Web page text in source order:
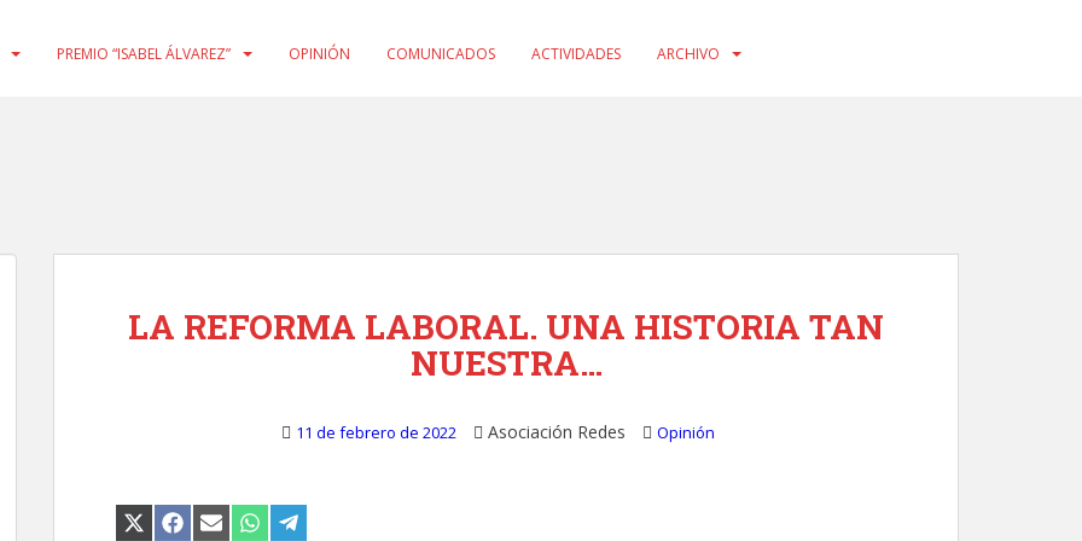
PREMIO “ISABEL ÁLVAREZ” OPINIÓN COMUNICADOS ACTIVIDADES ARCHIVO
LA REFORMA LABORAL. UNA HISTORIA TAN
NUESTRA…
11 de febrero de 2022 Asociación Redes Opinión
COMPARTIRCOMPARTIRCOMPARTIR
COMPARTIRCOMPARTIR